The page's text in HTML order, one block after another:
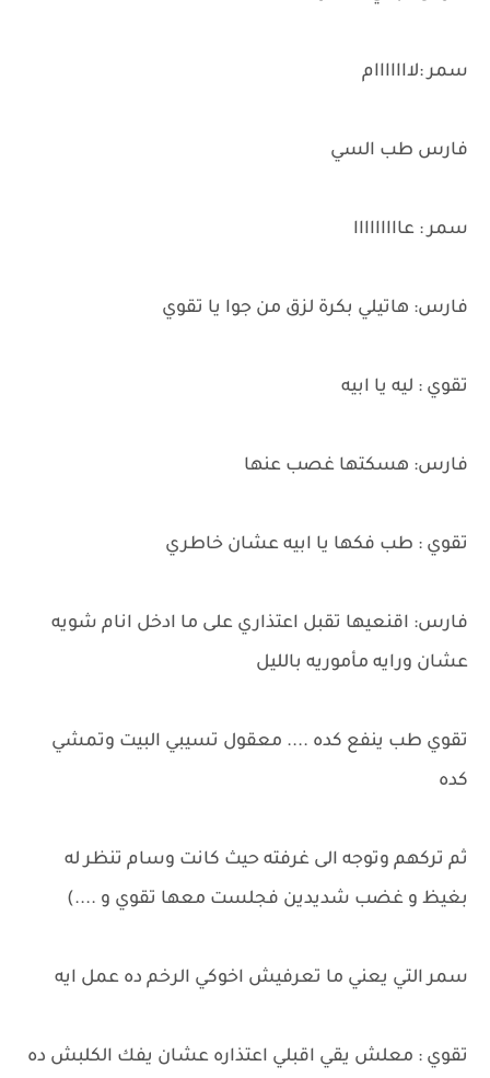
سمر :لااااااام
فارس طب السي
سمر : عااااااااا
فارس: هاتيلي بكرة لزق من جوا يا تقوي
تقوي : ليه يا ابيه
فارس: هسكتها غصب عنها
تقوي : طب فكها يا ابيه عشان خاطري
فارس: اقنعيها تقبل اعتذاري على ما ادخل انام شويه
عشان ورايه مأموريه بالليل
تقوي طب ينفع كده .... معقول تسيبي البيت وتمشي
كده
ثم تركهم وتوجه الى غرفته حيث كانت وسام تنظر له
بغيظ و غضب شديدين فجلست معها تقوي و ....)
سمر التي يعني ما تعرفيش اخوكي الرخم ده عمل ايه
تقوي : معلش يقي اقبلي اعتذاره عشان يفك الكلبش ده